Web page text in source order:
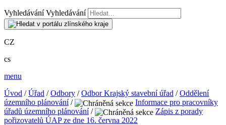
Vyhledávání Vyhledávání
CZ
cs
menu
Úvod /Úřad /Odbory /Odbor Krajský stavební úřad /Oddělení
územního plánování/
Informace pro pracovníky
úřadů územního plánování/
Zápis z porady
pořizovatelů ÚAP ze dne 16. června 2022